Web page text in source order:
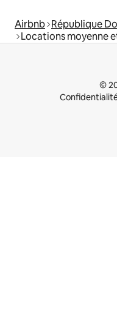
Airbnb République
Locations moyenne
©